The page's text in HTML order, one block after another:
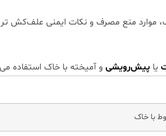
موارد منع مصرف و نکات ایمنی علف‌کش
یا پیش‌رویشی و آمیخته با خاک استفاده
با خاک